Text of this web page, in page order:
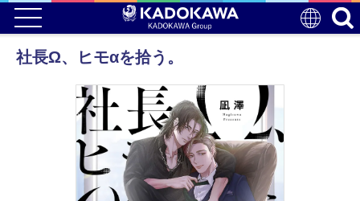
社長Ω、ヒモαを拾う。